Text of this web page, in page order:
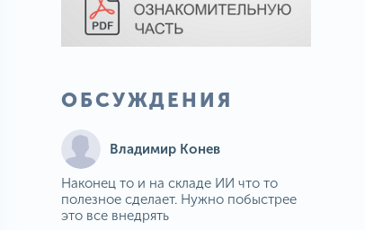
ОБСУЖДЕНИЯ
Владимир Конев
Наконец то и на складе ИИ что то
полезное сделает. Нужно побыстрее
это все внедрять